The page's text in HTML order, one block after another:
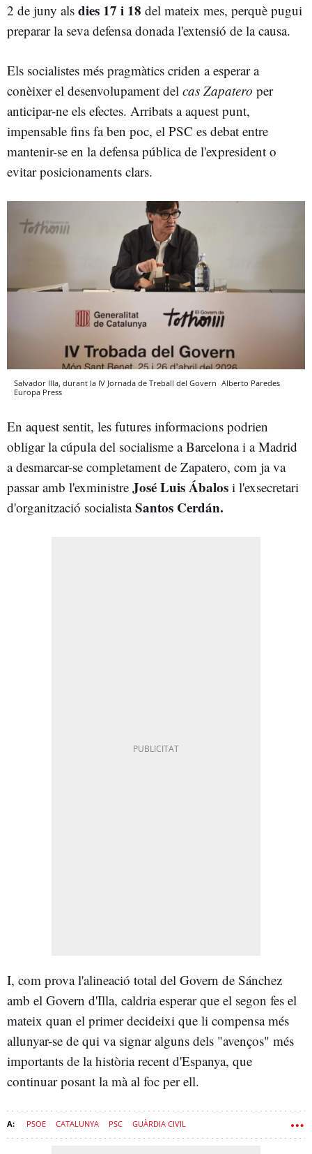
2 de juny als dies 17 i 18 del mateix mes, perquè pugui
preparar la seva defensa donada l'extensió de la causa.
Els socialistes més pragmàtics criden a esperar a
conèixer el desenvolupament del cas Zapatero per
anticipar-ne els efectes. Arribats a aquest punt,
impensable fins fa ben poc, el PSC es debat entre
mantenir-se en la defensa pública de l'expresident o
evitar posicionaments clars.
Salvador Illa, durant la IV Jornada de Treball del Govern Alberto Paredes
Europa Press
En aquest sentit, les futures informacions podrien
obligar la cúpula del socialisme a Barcelona i a Madrid
a desmarcar-se completament de Zapatero, com ja va
passar amb l'exministre José Luis Ábalos i l'exsecretari
d'organització socialistaSantos Cerdán.
I, com prova l'alineació total del Govern de Sánchez
amb el Govern d'Illa, caldria esperar que el segon fes el
mateix quan el primer decideixi que li compensa més
allunyar-se de qui va signar alguns dels "avenços" més
importants de la història recent d'Espanya, que
continuar posant la mà al foc per ell.
PSOE CATALUNYA PSC GUÀRDIA CIVIL